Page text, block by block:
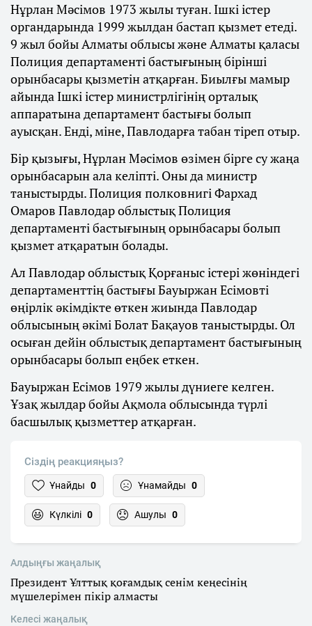
Нұрлан Мәсімов 1973 жылы туған. Ішкі істер
органдарында 1999 жылдан бастап қызмет етеді.
9 жыл бойы Алматы облысы және Алматы қаласы
Полиция департаменті бастығының бірінші
орынбасары қызметін атқарған. Биылғы мамыр
айында Ішкі істер министрлігінің орталық
аппаратына департамент бастығы болып
ауысқан. Енді, міне, Павлодарға табан тіреп отыр.
Бір қызығы, Нұрлан Мәсімов өзімен бірге су жаңа
орынбасарын ала келіпті. Оны да министр
таныстырды. Полиция полковнигі Фархад
Омаров Павлодар облыстық Полиция
департаменті бастығының орынбасары болып
қызмет атқаратын болады.
Ал Павлодар облыстық Қорғаныс істері жөніндегі
департаменттің бастығы Бауыржан Есімовті
өңірлік әкімдікте өткен жиында Павлодар
облысының әкімі Болат Бақауов таныстырды. Ол
осыған дейін облыстық департамент бастығының
орынбасары болып еңбек еткен.
Бауыржан Есімов 1979 жылы дүниеге келген.
Ұзақ жылдар бойы Ақмола облысында түрлі
басшылық қызметтер атқарған.
Сіздің реакцияңыз?
Ұнайды 0 Ұнамайды 0
Күлкілі 0 Ашулы 0
Алдыңғы жаңалық
Президент Ұлттық қоғамдық сенім кеңесінің
мүшелерімен пікір алмасты
Келесі жаңалық